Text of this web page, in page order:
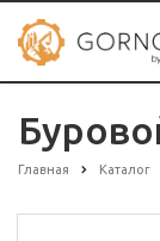
Главная Каталог